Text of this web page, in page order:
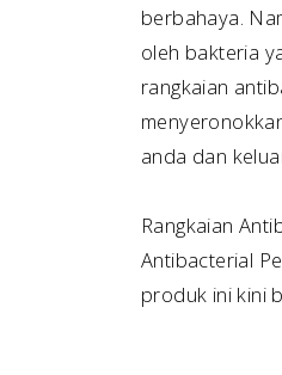
berbahaya.
oleh bakteria
rangkaian
anda dan
Rangkaian
Antibacterial
produk ini kini